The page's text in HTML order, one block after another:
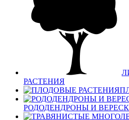
РАСТЕНИЯ
РОДОДЕНДРОНЫ И